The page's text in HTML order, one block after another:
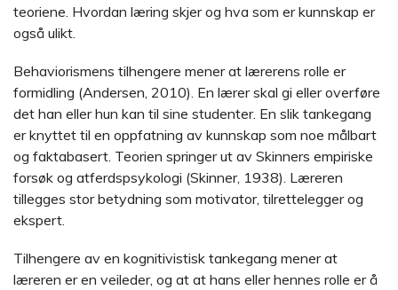
teoriene. Hvordan læring skjer og hva som er kunnskap er
også ulikt.
Behaviorismens tilhengere mener at lærerens rolle er
formidling (Andersen, 2010). En lærer skal gi eller overføre
det han eller hun kan til sine studenter. En slik tankegang
er knyttet til en oppfatning av kunnskap som noe målbart
og faktabasert. Teorien springer ut av Skinners empiriske
forsøk og atferdspsykologi (Skinner, 1938). Læreren
tillegges stor betydning som motivator, tilrettelegger og
ekspert.
Tilhengere av en kognitivistisk tankegang mener at
læreren er en veileder, og at at hans eller hennes rolle er å